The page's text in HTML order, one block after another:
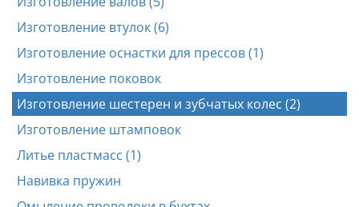
Изготовление втулок (6)
Изготовление оснастки для прессов (1)
Изготовление поковок
Изготовление шестерен и зубчатых колес (2)
Изготовление штамповок
Литье пластмасс (1)
Навивка пружин